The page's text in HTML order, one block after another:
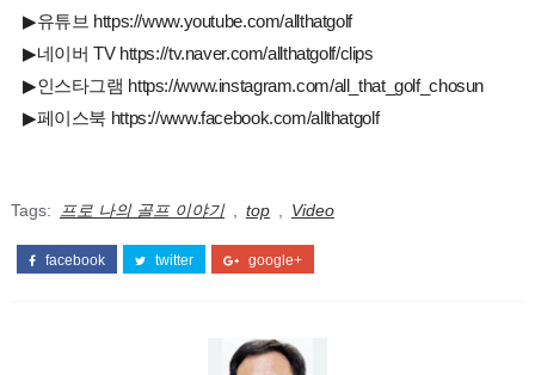
▶유튜브 https://www.youtube.com/allthatgolf
▶네이버 TV https://tv.naver.com/allthatgolf/clips
▶인스타그램 https://www.instagram.com/all_that_golf_chosun
▶페이스북 https://www.facebook.com/allthatgolf
Tags: 프로 나의 골프 이야기 top Video
facebook twitter google+